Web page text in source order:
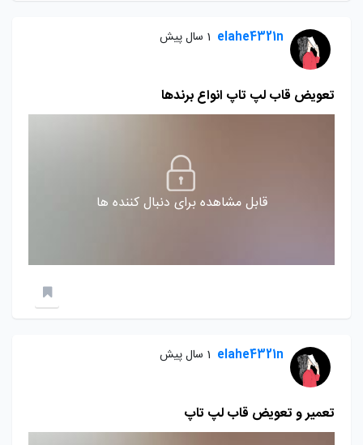
elahe4321n 1 سال پیش
تعویض قاب لپ تاپ انواع برندها
قابل مشاهده برای دنبال کننده ها
elahe4321n 1 سال پیش
تعمیر و تعویض قاب لپ تاپ